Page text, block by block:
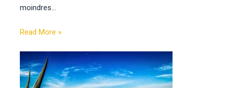
moindres…
Read More »